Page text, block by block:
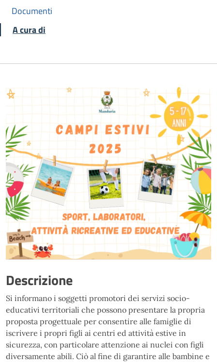
Documenti
A cura di
Descrizione
Si informano i soggetti promotori dei servizi socio-
educativi territoriali che possono presentare la propria
proposta progettuale per consentire alle famiglie di
iscrivere i propri figli ai centri ed attività estive in
sicurezza, con particolare attenzione ai nuclei con figli
diversamente abili. Ciò al fine di garantire alle bambine e